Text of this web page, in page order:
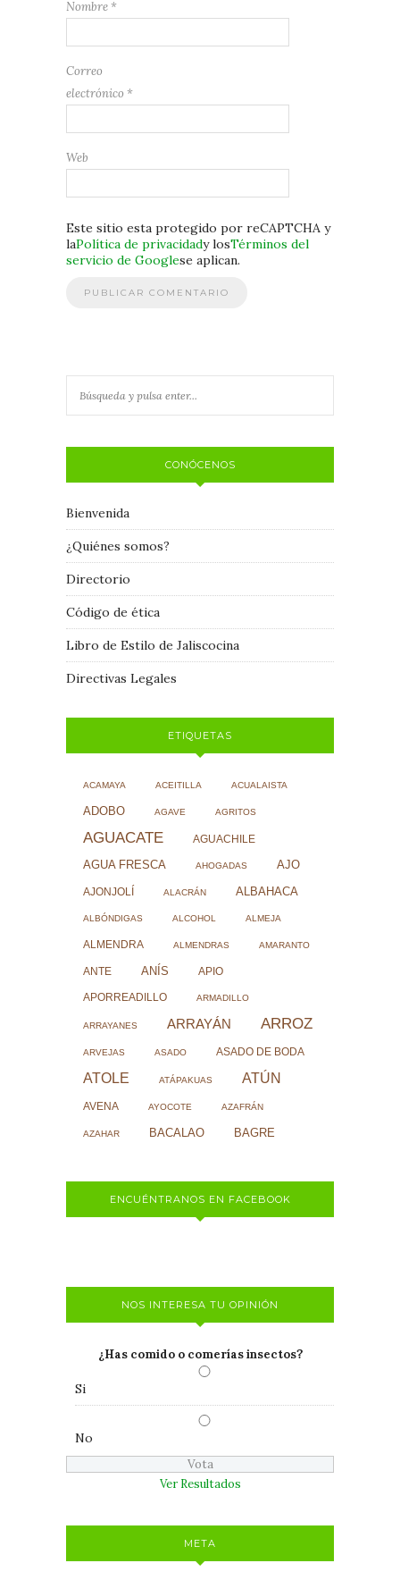
Nombre *
Correo
electrónico *
Web
Este sitio esta protegido por reCAPTCHA y
laPolítica de privacidady losTérminos del
servicio de Googlese aplican.
CONÓCENOS
Bienvenida
¿Quiénes somos?
Directorio
Código de ética
Libro de Estilo de Jaliscocina
Directivas Legales
ETIQUETAS
ACAMAYA ACEITILLA ACUALAISTA
ADOBO AGAVE AGRITOS
AGUACATE AGUACHILE
AGUA FRESCA AHOGADAS AJO
AJONJOLÍ ALACRÁN ALBAHACA
ALBÓNDIGAS ALCOHOL ALMEJA
ALMENDRA ALMENDRAS AMARANTO
ANTE ANÍS APIO
APORREADILLO ARMADILLO
ARRAYANES ARRAYÁN ARROZ
ARVEJAS ASADO ASADO DE BODA
ATOLE ATÁPAKUAS ATÚN
AVENA AYOCOTE AZAFRÁN
AZAHAR BACALAO BAGRE
ENCUÉNTRANOS EN FACEBOOK
NOS INTERESA TU OPINIÓN
¿Has comido o comerías insectos?
Si
No
Ver Resultados
META